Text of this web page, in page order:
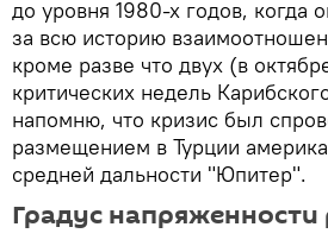
до уровня 1980-х годов,
за всю историю
кроме разве что двух (в
критических недель
напомню, что кризис был
размещением в Турции
средней дальности "Юпитер".
Градус напряженности